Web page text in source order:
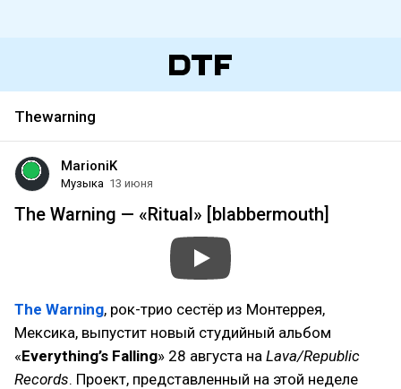
Thewarning
MarioniK
Музыка 13 июня
The Warning — «Ritual» [blabbermouth]
The Warning, рок-трио сестёр из Монтеррея,
Мексика, выпустит новый студийный альбом
«Everything’s Falling» 28 августа на Lava/Republic
Records. Проект, представленный на этой неделе